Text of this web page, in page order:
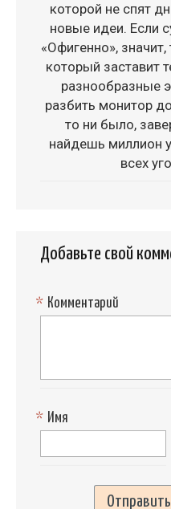
которой не спят
новые идеи. Если
«Офигенно»,
который заставит
разнообразные
разбить монитор
то ни было,
найдешь миллион
всех
Добавьте свой
Комментарий
*
Имя
*